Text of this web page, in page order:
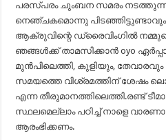
പരസ്പരം ചുംബന സമരം
നെഞ്ചകമൊന്നു
ആക്രുവിന്റെ ഡ്രൈവിംഗിൽ
ഞങ്ങൾക്ക് താമസിക്കാൻ oyo
മുൻപിലെത്തി, കുളിയും,
സമയത്തെ വിശ്രമത്തിന് ശേഷം
എന്ന തീരുമാനത്തിലെത്തി.രണ്ട്
സ്ഥലമെല്ലാം പഠിച്ച് നാളെ
ആരംഭിക്കണം.